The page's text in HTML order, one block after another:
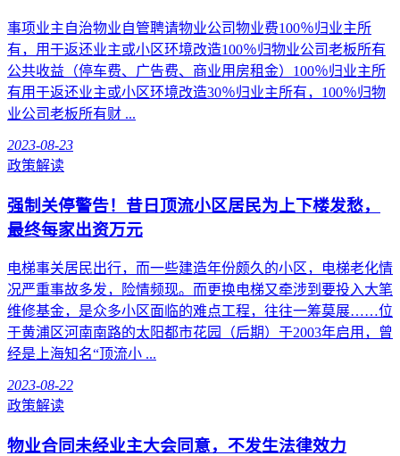
事项业主自治物业自管聘请物业公司物业费100％归业主所
有，用于返还业主或小区环境改造100％归物业公司老板所有
公共收益（停车费、广告费、商业用房租金）100％归业主所
有用于返还业主或小区环境改造30％归业主所有，100％归物
业公司老板所有财 ...
2023-08-23
政策解读
强制关停警告！昔日顶流小区居民为上下楼发愁，
最终每家出资万元
电梯事关居民出行，而一些建造年份颇久的小区，电梯老化情
况严重事故多发，险情频现。而更换电梯又牵涉到要投入大笔
维修基金，是众多小区面临的难点工程，往往一筹莫展……位
于黄浦区河南南路的太阳都市花园（后期）于2003年启用，曾
经是上海知名“顶流小 ...
2023-08-22
政策解读
物业合同未经业主大会同意，不发生法律效力